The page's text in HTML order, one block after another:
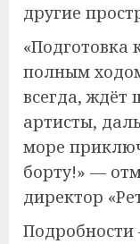
другие
«Подготовка
полным
всегда, ждёт
артисты,
море
борту!» —
директор
Подробности